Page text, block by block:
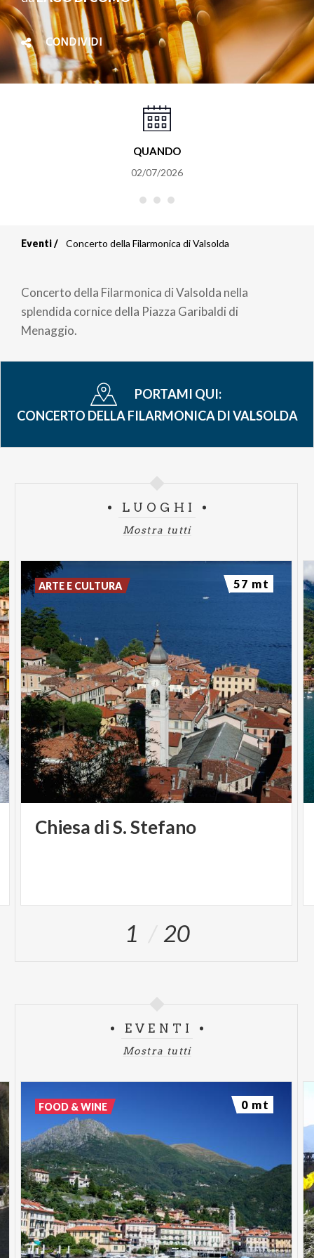
CONDIVIDI
QUANDO
02/07/2026
di
pane
Eventi Concerto della Filarmonica di Valsolda
Concerto della Filarmonica di Valsolda nella
splendida cornice della Piazza Garibaldi di
Menaggio.
PORTAMI QUI:
CONCERTO DELLA FILARMONICA DI VALSOLDA
LUOGHI
Mostra tutti
Chiesa diS.Stefano
ARTE E CULTURA 57 mt
1 20
EVENTI
Mostra tutti
FOOD & WINE 0 mt